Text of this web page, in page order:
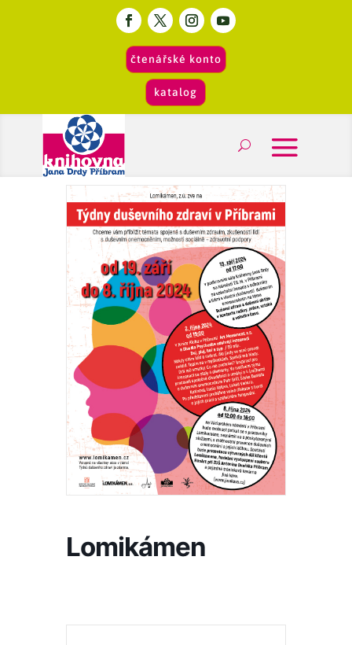
čtenářské konto
katalog
Lomikámen